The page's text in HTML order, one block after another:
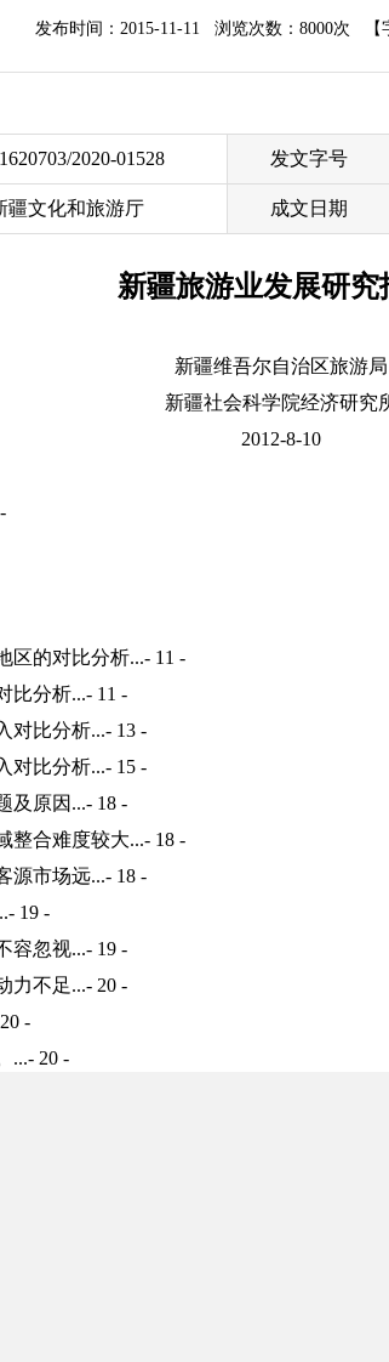
发布时间：2015-11-11 浏览次数： 8000次 【
2020-01528 发文字号
疆文化和旅游厅 成文日期
新疆旅游业发展研究
新疆维吾尔自治区旅游局
新疆社会科学院经济研究
2012-8-10
区的对比分析...- 11 -
比分析...- 11 -
对比分析...- 13 -
对比分析...- 15 -
及原因...- 18 -
整合难度较大...- 18 -
源市场远...- 18 -
19 -
容忽视...- 19 -
力不足...- 20 -
-
...- 20 -